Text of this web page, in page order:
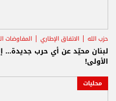
حزب الله الاتفاق الإطاري المفاوضات
لبنان محيّد عن أي حرب جديدة...
الأولى!
محليات